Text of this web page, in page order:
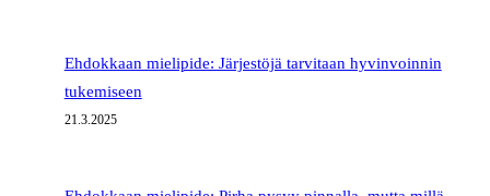
Ehdokkaan mielipide: Järjestöjä tarvitaan hyvinvoinnin
tukemiseen
21.3.2025